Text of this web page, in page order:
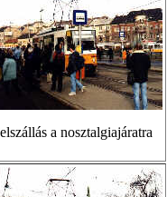
a nosztalgiajáratra